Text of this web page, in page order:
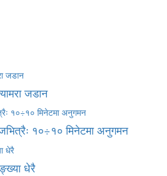
जडान
१०÷१० मिनेटमा अनुगमन
धेरै